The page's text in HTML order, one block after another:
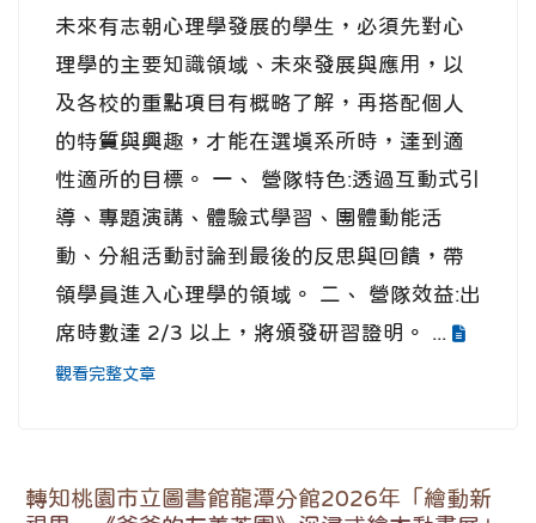
未來有志朝心理學發展的學生，必須先對心
理學的主要知識領域、未來發展與應用，以
及各校的重點項目有概略了解，再搭配個人
的特質與興趣，才能在選填系所時，達到適
性適所的目標。 一、 營隊特色:透過互動式引
導、專題演講、體驗式學習、團體動能活
動、分組活動討論到最後的反思與回饋，帶
領學員進入心理學的領域。 二、 營隊效益:出
席時數達 2/3 以上，將頒發研習證明。 ...
觀看完整文章
轉知桃園市立圖書館龍潭分館2026年「繪動新